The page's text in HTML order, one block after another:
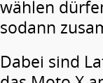
wählen
sodann
Dabei sind